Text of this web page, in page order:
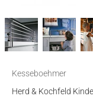
Kesseboehmer
Herd & Kochfeld